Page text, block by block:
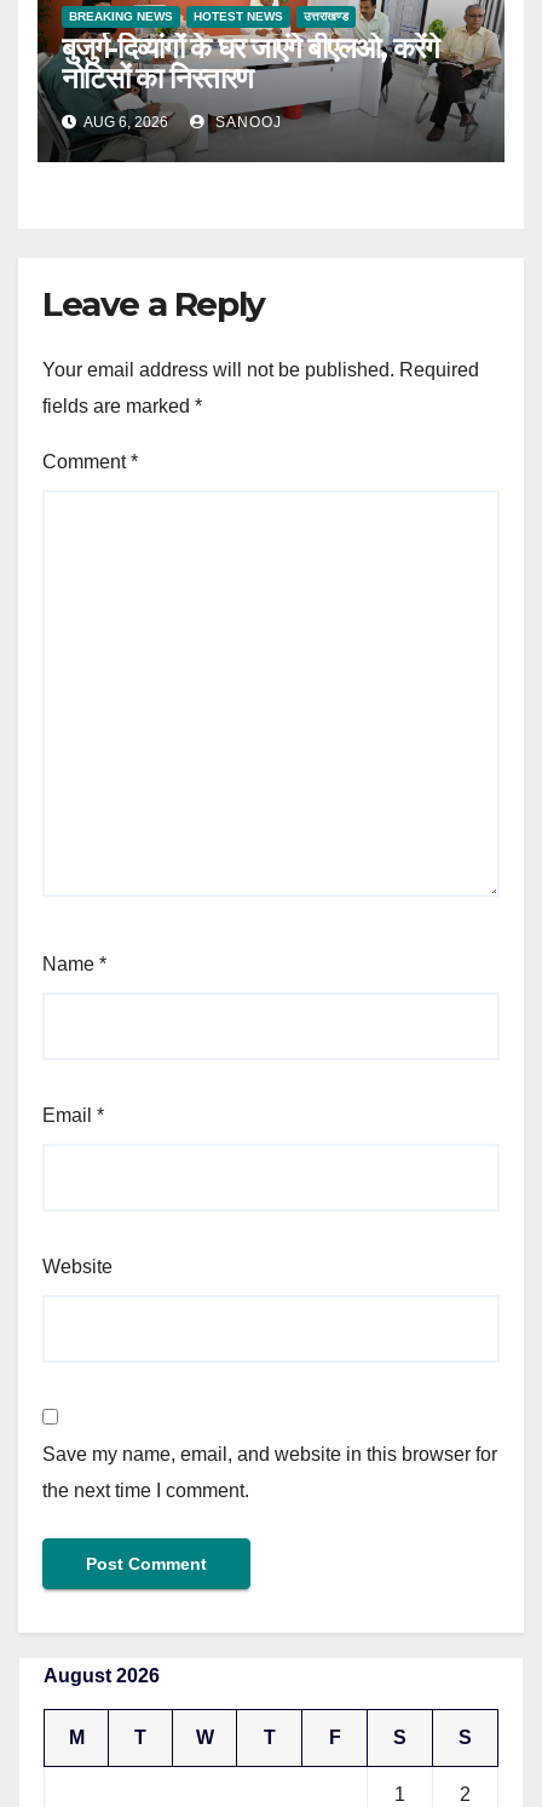
BREAKING NEWS HOTEST NEWS उत्तराखण्ड
बुजुर्ग-दिव्यांगों के घर जाएंगे बीएलओ, करेंगे
नोटिसों का निस्तारण
AUG 6, 2026 SANOOJ
Leave a Reply
Your email address will not be published. Required
fields are marked *
Comment*
Name *
Email *
Website
Save my name, email, and website in this browser for
the next time I comment.
August 2026
M T W T F S S
1 2